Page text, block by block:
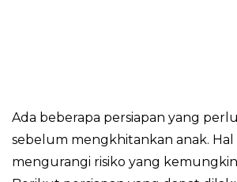
Ada beberapa persiapan yang
sebelum mengkhitankan anak.
mengurangi risiko yang